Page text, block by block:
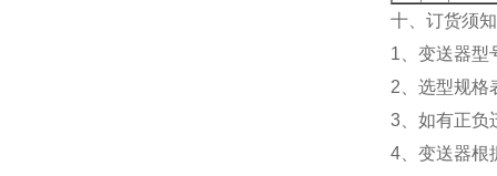
十、订货须
1、变送器型
2、选型规格
3、如有正负
4、变送器根